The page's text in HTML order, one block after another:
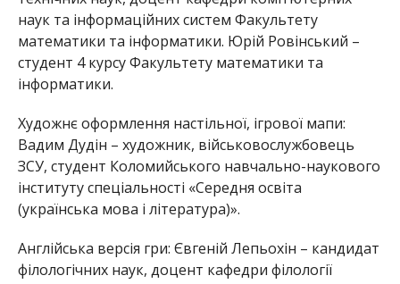
наук та інформаційних систем Факультету
математики та інформатики. Юрій Ровінський –
студент 4 курсу Факультету математики та
інформатики.
Художнє оформлення настільної, ігрової мапи:
Вадим Дудін – художник, військовослужбовець
ЗСУ, студент Коломийського навчально-наукового
інституту спеціальності «Середня освіта
(українська мова і література)».
Англійська версія гри: Євгеній Лепьохін – кандидат
філологічних наук, доцент кафедри філології